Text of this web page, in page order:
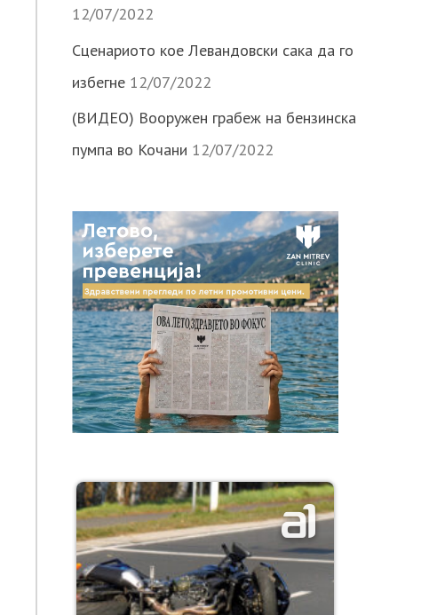
12/07/2022
Сценариото кое Левандовски сака да го
избегне 12/07/2022
(ВИДЕО) Вооружен грабеж на бензинска
пумпа во Кочани 12/07/2022